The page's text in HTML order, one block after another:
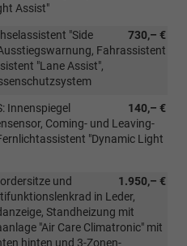
Assist"
730,– €
"Side
Fahrassistent
"Lane Assist",
140,– €
Innenspiegel
Coming- und Leaving-
"Dynamic Light
1.950,– €
und
in Leder,
Standheizung mit
"Air Care Climatronic" mit
hinten und 3-Zonen-